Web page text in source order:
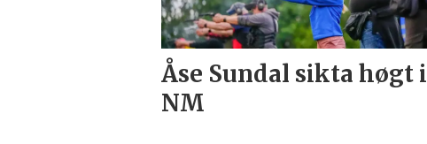
Åse Sundal sikta høgt i
NM